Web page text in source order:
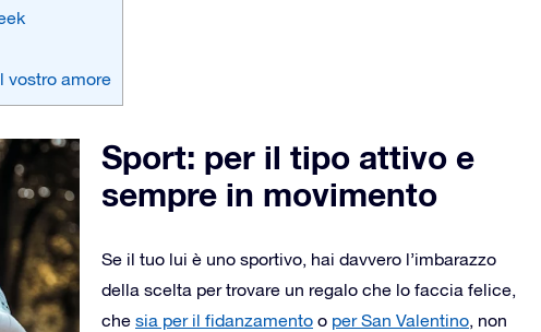
vostro amore
Sport: per il tipo attivo e
sempre in movimento
Se il tuo lui è uno sportivo, hai davvero l’imbarazzo
della scelta per trovare un regalo che lo faccia felice,
che sia per il fidanzamento o per San Valentino, non